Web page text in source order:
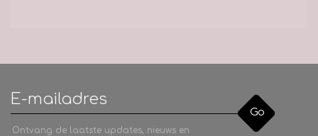
Go
Ontvang de laatste updates, nieuws en